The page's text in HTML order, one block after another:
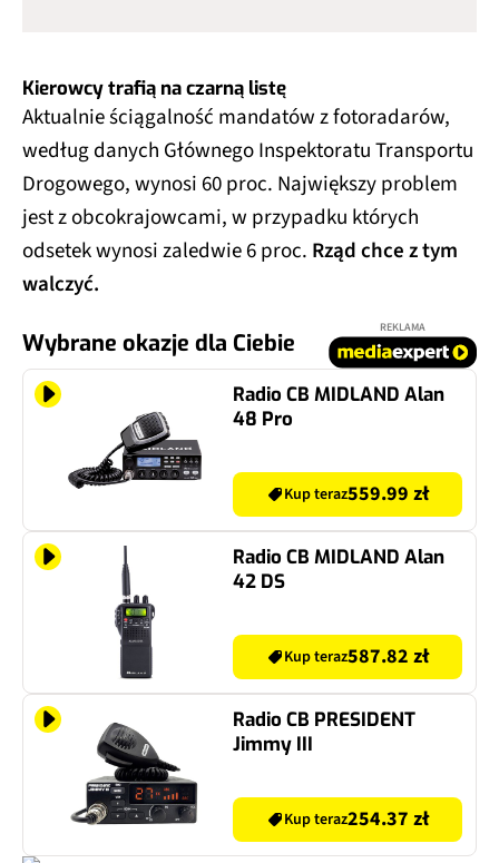
Kierowcy trafią na czarną listę
Aktualnie ściągalność mandatów z fotoradarów,
według danych Głównego Inspektoratu Transportu
Drogowego, wynosi 60 proc. Największy problem
jest z obcokrajowcami, w przypadku których
odsetek wynosi zaledwie 6 proc. Rząd chce z tym
walczyć.
Wybrane okazje dla Ciebie
REKLAMA
Radio CB MIDLAND Alan
48 Pro
Kup teraz559.99 zł
Radio CB MIDLAND Alan
42 DS
Kup teraz587.82 zł
Radio CB PRESIDENT
Jimmy III
Kup teraz254.37 zł